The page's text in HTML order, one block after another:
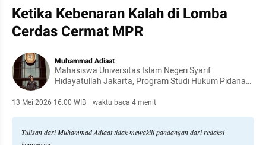
Ketika Kebenaran Kalah di Lomba
Cerdas Cermat MPR
Muhammad Adiaat
Mahasiswa Universitas Islam Negeri Syarif
Hidayatullah Jakarta, Program Studi Hukum Pidana
13 Mei 2026 16:00 WIB · waktu baca 4 menit
Tulisan dari Muhammad Adiaat tidak mewakili pandangan dari redaksi